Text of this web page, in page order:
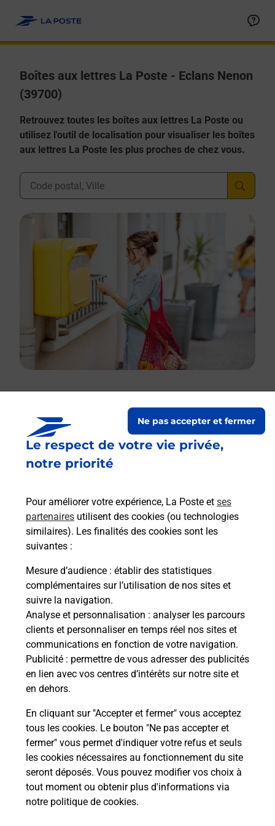
Le respect de votre vie privée,
notre priorité
Pour améliorer votre expérience, La Poste et ses
partenaires utilisent des cookies (ou technologies
similaires). Les finalités des cookies sont les
suivantes :
Mesure d’audience : établir des statistiques
complémentaires sur l’utilisation de nos sites et
suivre la navigation.
Analyse et personnalisation : analyser les parcours
clients et personnaliser en temps réel nos sites et
communications en fonction de votre navigation.
Publicité : permettre de vous adresser des publicités
en lien avec vos centres d’intérêts sur notre site et
en dehors.
En cliquant sur "Accepter et fermer" vous acceptez
tous les cookies. Le bouton "Ne pas accepter et
fermer" vous permet d'indiquer votre refus et seuls
les cookies nécessaires au fonctionnement du site
seront déposés. Vous pouvez modifier vos choix à
tout moment ou obtenir plus d'informations via
notre politique de cookies.
Ne pas accepter et fermer
Boîtes aux lettres La Poste - Eclans Nenon
(39700)
Retrouvez toutes les boîtes aux lettres La Poste ou
utilisez l'outil de localisation pour visualiser les boîtes
aux lettres La Poste les plus proches de chez vous.
Ville, Département, Code Postal
Boîte aux lettres La Poste
Prochaine collecte du courrier vendredi
08h30
39700 Eclans Nenon
Le lien s'ouvre dans un nouvel onglet
Boîte aux lettres La Poste
Prochaine collecte du courriervendredià
08h30
5 Rue De Chaux
39700 Eclans Nenon
Le lien s'ouvre dans un nouvel onglet
Localiser Liste Boîtes aux lettres Jura Eclans Nenon